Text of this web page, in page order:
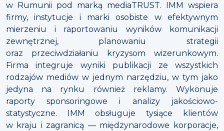
w Rumunii pod marką mediaTRUST. IMM wspiera
firmy, instytucje i marki osobiste w efektywnym
mierzeniu i raportowaniu wyników komunikacji
zewnętrznej, planowaniu strategii
oraz przeciwdziałaniu kryzysom wizerunkowym.
Firma integruje wyniki publikacji ze wszystkich
rodzajów mediów w jednym narzędziu, w tym jako
jedyna na rynku również reklamy. Wykonuje
raporty sponsoringowe i analizy jakościowo-
statystyczne. IMM obsługuje tysiące klientów
w kraju i zagranicą — międzynarodowe korporacje,